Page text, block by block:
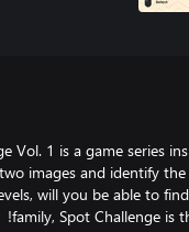
Vol. 1 is a game series
images and identify
will you be able to
family, Spot Challenge is